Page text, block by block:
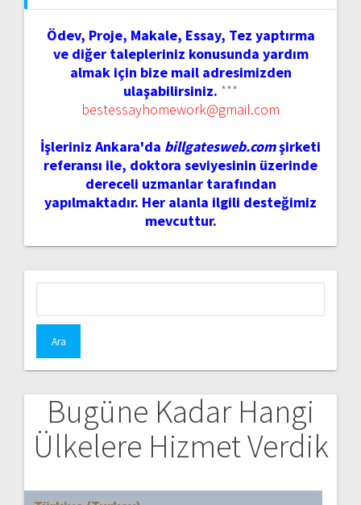
Ödev, Proje, Makale, Essay, Tez yaptırma
ve diğer talepleriniz konusunda yardım
almak için bize mail adresimizden
ulaşabilirsiniz. ***
bestessayhomework@gmail.com
İşleriniz Ankara'da billgatesweb.comşirketi
referansı ile, doktora seviyesinin üzerinde
dereceli uzmanlar tarafından
yapılmaktadır. Her alanla ilgili desteğimiz
mevcuttur.
Bugüne Kadar Hangi
Ülkelere Hizmet Verdik